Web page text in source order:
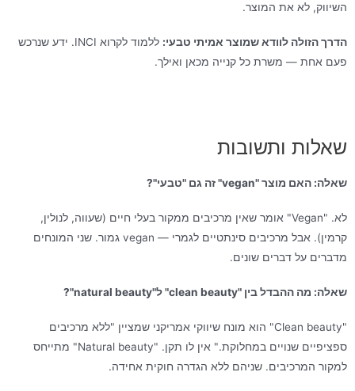
השיווק, לא את המוצר.
הדרך הזולה לוודא שמוצר אמיתי טבעי:
ללמוד לקרוא INCI. ידע שנרכש
פעם אחת — משרת כל קנייה מכאן ואילך.
שאלות ותשובות
שאלה: האם מוצר "vegan" זה גם "טבעי"?
לא. "Vegan" אומר שאין מרכיבים ממקור בעלי חיים (שעווה, לנולין,
קרמין). אבל מרכיבים סינתטיים לגמרי — vegan גמור. שני המונחים
מדברים על דברים שונים.
שאלה: מה ההבדל בין "clean beauty" ל"natural beauty"?
"Clean beauty" הוא מונח שיווקי אמריקני שמציין "ללא מרכיבים
ספציפיים שנויים במחלוקת." אין לו תקן. "Natural beauty" מתייחס
למקור המרכיבים. שניהם ללא הגדרה חוקית אחידה.